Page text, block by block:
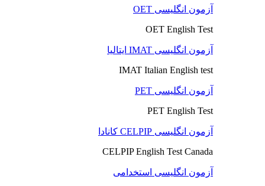
آزمون انگلیسی OET
OET English Test
آزمون انگلیسی IMAT ایتالیا
IMAT Italian English test
آزمون انگلیسی PET
PET English Test
آزمون انگلیسی CELPIP کانادا
CELPIP English Test Canada
آزمون انگلیسی استخدامی